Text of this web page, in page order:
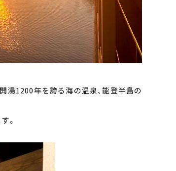
湯1200年を誇る海の温泉、能登半島の
。